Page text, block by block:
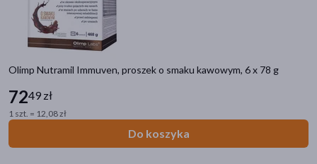
Olimp Nutramil Immuven, proszek o smaku kawowym, 6 x 78 g
7249 zł
1 szt. = 12,08 zł
Do koszyka
Cena
Linia produktowa
Olimp Labs Nutramil(3)